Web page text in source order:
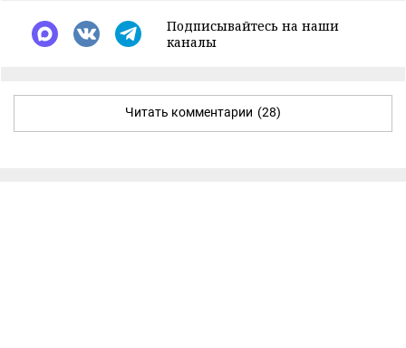
Подписывайтесь на наши
каналы
Читать комментарии (28)